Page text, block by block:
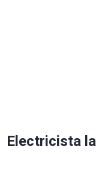
Electricista